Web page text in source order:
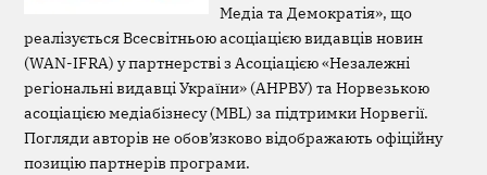
Медіа та Демократія», що
реалізується Всесвітньою асоціацією видавців новин
(WAN-IFRA) у партнерстві з Асоціацією «Незалежні
регіональні видавці України» (АНРВУ) та Норвезькою
асоціацією медіабізнесу (MBL) за підтримки Норвегії.
Погляди авторів не обов’язково відображають офіційну
позицію партнерів програми.